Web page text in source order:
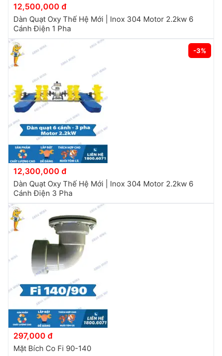
12,500,000 đ
Dàn Quạt Oxy Thế Hệ Mới | Inox 304 Motor 2.2kw 6
Cánh Điện 1 Pha
-3%
12,300,000 đ
Dàn Quạt Oxy Thế Hệ Mới | Inox 304 Motor 2.2kw 6
Cánh Điện 3 Pha
297,000 đ
Mặt Bích Co Fi 90-140